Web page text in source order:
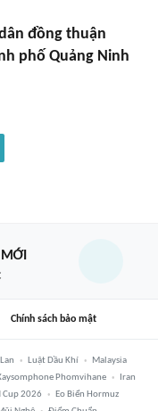
đồng thuận
phố Quảng Ninh
Chính sách bảo mật
Luật Dầu Khí
Malaysia
Phomvihane
Iran
Cup 2026
Eo Biển Hormuz